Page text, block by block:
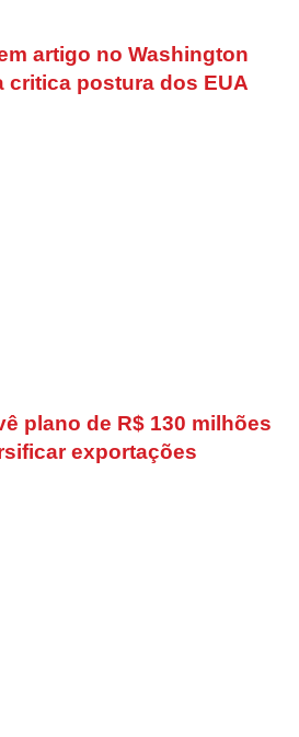
artigo no Washington
critica postura dos EUA
plano de R$ 130 milhões
exportações